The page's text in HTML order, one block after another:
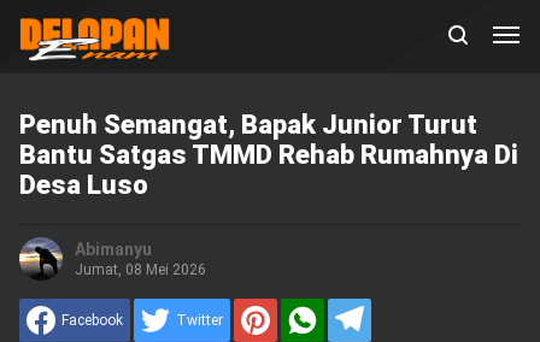
Penuh Semangat, Bapak Junior Turut
Bantu Satgas TMMD Rehab Rumahnya Di
Desa Luso
Abimanyu
Jumat, 08 Mei 2026
Facebook Twitter